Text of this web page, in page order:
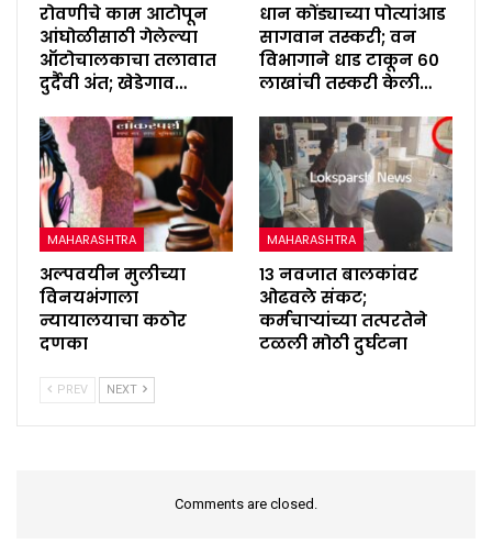
रोवणीचे काम आटोपून
आंघोळीसाठी गेलेल्या
ऑटोचालकाचा तलावात
दुर्दैवी अंत; खेडेगाव…
धान कोंड्याच्या पोत्यांआड
सागवान तस्करी; वन
विभागाने धाड टाकून ६०
लाखांची तस्करी केली…
MAHARASHTRA
अल्पवयीन मुलीच्या
विनयभंगाला
न्यायालयाचा कठोर
दणका
MAHARASHTRA
१३ नवजात बालकांवर
ओढवले संकट;
कर्मचाऱ्यांच्या तत्परतेने
टळली मोठी दुर्घटना
PREV NEXT
Comments are closed.